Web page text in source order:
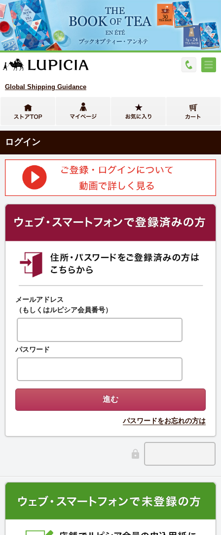
Global Shipping Guidance
ログイン
メールアドレス
（もしくはルピシア会員番号）
パスワード
パスワードをお忘れの方は